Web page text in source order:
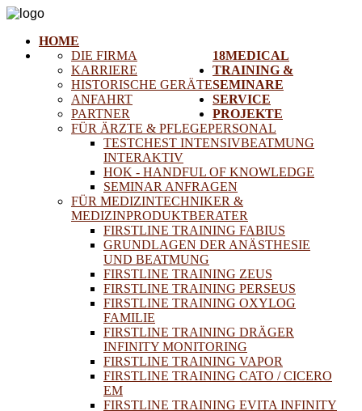
HOME
18MEDICAL
DIE FIRMA
KARRIERE
HISTORISCHE GERÄTE
ANFAHRT
PARTNER
TRAINING &
SEMINARE
FÜR ÄRZTE & PFLEGEPERSONAL
TESTCHEST INTENSIVBEATMUNG
INTERAKTIV
HOK - HANDFUL OF KNOWLEDGE
SEMINAR ANFRAGEN
FÜR MEDIZINTECHNIKER &
MEDIZINPRODUKTBERATER
FIRSTLINE TRAINING FABIUS
GRUNDLAGEN DER ANÄSTHESIE
UND BEATMUNG
FIRSTLINE TRAINING ZEUS
FIRSTLINE TRAINING PERSEUS
FIRSTLINE TRAINING OXYLOG
FAMILIE
FIRSTLINE TRAINING DRÄGER
INFINITY MONITORING
FIRSTLINE TRAINING VAPOR
FIRSTLINE TRAINING CATO / CICERO
EM
FIRSTLINE TRAINING EVITA INFINITY
SERVICE
PROJEKTE